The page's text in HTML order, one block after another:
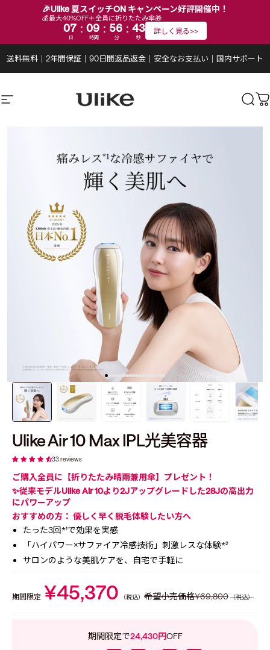
🎉Ulike 夏スイッチON キャンペーン好評開催中！
💰最大40%OFF＋全員に折りたたみ傘🎁
07 : 09 : 56 : 42
日 時間 分 秒
詳しく見る>>
送料無料 2年間保証 90日間返品返金 安全なお支払い 国内サポート
スライドショーを一時停止する
サイトナビゲーションUlike公式ストア 検索
Ulike Air 10 Max IPL光美容器
33 reviews
ご購入全員に【折りたたみ晴雨兼用傘】プレゼント！
✨従来モデルUlike Air 10より2Jアップグレードした28Jの高出力
にパワーアップ
おすすめの方： 優しく早く脱毛体験したい方へ
たった3回*¹で効果を実感
「ハイパワー×サファイア冷感技術」刺激レスな体験*²
サロンのような美肌ケアを、自宅で手軽に
期間限定 ¥45,370 （税込） 希望小売価格¥69,800（税込）
期間限定で24,430円OFF